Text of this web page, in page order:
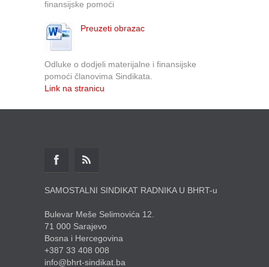
finansijske pomoći
Preuzeti obrazac
Odluke o dodjeli materijalne i finansijske
pomoći članovima Sindikata.
Link na stranicu
SAMOSTALNI SINDIKAT RADNIKA U BHRT-u
Bulevar Meše Selimovića 12.
71 000 Sarajevo
Bosna i Hercegovina
+387 33 408 008
info@bhrt-sindikat.ba